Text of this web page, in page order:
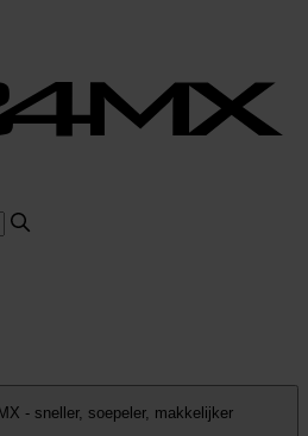
- sneller, soepeler, makkelijker